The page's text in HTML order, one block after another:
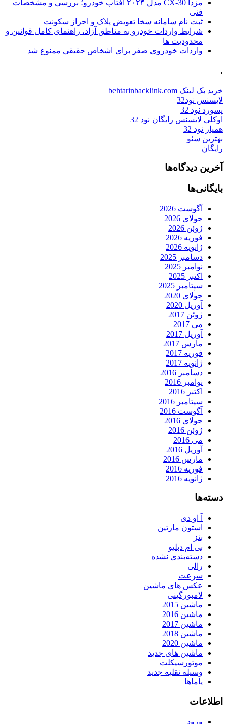
مزدا CX-30 مدل ۲۰۲۴ آفتاب خودرو؛ بررسی و مشخصات
فنی
ثبت نام سامانه سخا تعویض پلاک و احراز سکونت
شرایط واردات خودرو به مناطق آزاد، راهنمای کامل قوانین و
محدودیت ها
واردات خودروی صفر برای اشخاص حقیقی ممنوع شد
.
خرید بک لینک behtarinbacklink.com
لایسنس نود32
پسورد نود 32
اوکلی لایسنس رایگان نود 32
همیار نود 32
بهترین سئو
رایگان
آخرین دیدگاه‌ها
بایگانی‌ها
آگوست 2026
جولای 2026
ژوئن 2026
فوریه 2026
ژانویه 2026
دسامبر 2025
نوامبر 2025
اکتبر 2025
سپتامبر 2025
جولای 2020
آوریل 2020
ژوئن 2017
می 2017
آوریل 2017
مارس 2017
فوریه 2017
ژانویه 2017
دسامبر 2016
نوامبر 2016
اکتبر 2016
سپتامبر 2016
آگوست 2016
جولای 2016
ژوئن 2016
می 2016
آوریل 2016
مارس 2016
فوریه 2016
ژانویه 2016
دسته‌ها
آ او دی
استون مارتین
بنز
بی ام دبلیو
دسته‌بندی نشده
رالی
سرعت
عکس های ماشین
لامبورگینی
ماشین 2015
ماشین 2016
ماشین 2017
ماشین 2018
ماشین 2020
ماشین های جدید
موتورسیکلت
وسیله نقلیه جدید
یاماها
اطلاعات
ورود